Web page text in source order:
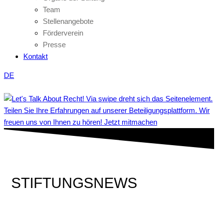
Team
Stellenangebote
Förderverein
Presse
Kontakt
DE
Teilen Sie Ihre Erfahrungen auf unserer Beteiligungsplattform. Wir
freuen uns von Ihnen zu hören! Jetzt mitmachen
STIFTUNGSNEWS